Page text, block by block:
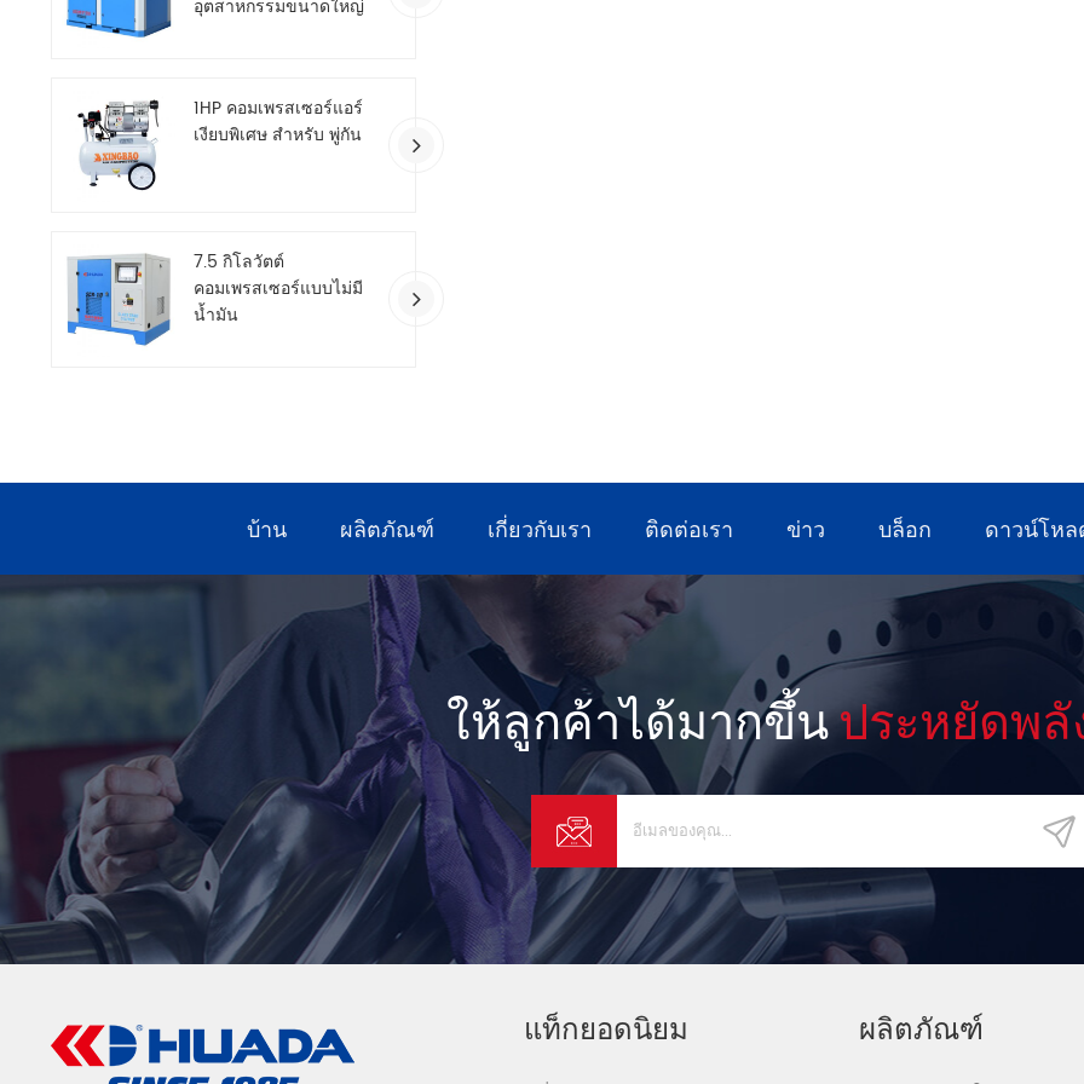
อุตสาหกรรมขนาดใหญ่
1HP คอมเพรสเซอร์แอร์
เงียบพิเศษ สำหรับ พู่กัน
7.5 กิโลวัตต์
คอมเพรสเซอร์แบบไม่มี
น้ำมัน
บ้าน ผลิตภัณฑ์ เกี่ยวกับเรา ติดต่อเรา ข่าว บล็อก ดาวน์โหล
ให้ลูกค้าได้มากขึ้นประหยัดพลั
แท็กยอดนิยม ผลิตภัณฑ์